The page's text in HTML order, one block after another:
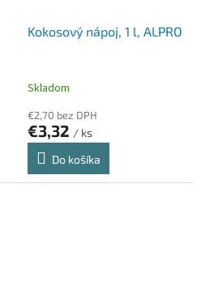
Kokosový nápoj, 1 l, ALPRO
Skladom
€2,70 bez DPH
€3,32 / ks
Do košíka